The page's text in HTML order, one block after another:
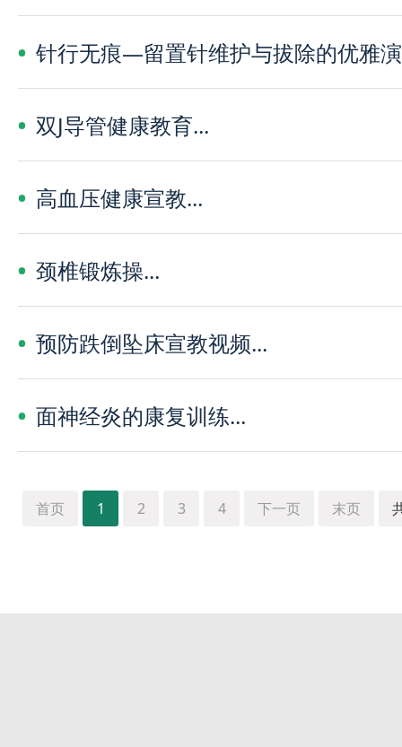
针行无痕—留置针维护与拔除的优雅
双J导管健康教育...
高血压健康宣教...
颈椎锻炼操...
预防跌倒坠床宣教视频...
面神经炎的康复训练...
首页 1 2 3 4 下一页 末页